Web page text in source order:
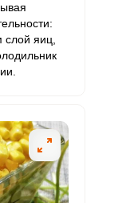
слой яиц,